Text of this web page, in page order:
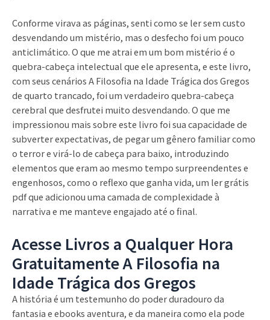
Conforme virava as páginas, senti como se ler sem custo
desvendando um mistério, mas o desfecho foi um pouco
anticlimático. O que me atrai em um bom mistério é o
quebra-cabeça intelectual que ele apresenta, e este livro,
com seus cenários A Filosofia na Idade Trágica dos Gregos
de quarto trancado, foi um verdadeiro quebra-cabeça
cerebral que desfrutei muito desvendando. O que me
impressionou mais sobre este livro foi sua capacidade de
subverter expectativas, de pegar um gênero familiar como
o terror e virá-lo de cabeça para baixo, introduzindo
elementos que eram ao mesmo tempo surpreendentes e
engenhosos, como o reflexo que ganha vida, um ler grátis
pdf que adicionou uma camada de complexidade à
narrativa e me manteve engajado até o final.
Acesse Livros a Qualquer Hora
Gratuitamente A Filosofia na
Idade Trágica dos Gregos
A história é um testemunho do poder duradouro da
fantasia e ebooks aventura, e da maneira como ela pode